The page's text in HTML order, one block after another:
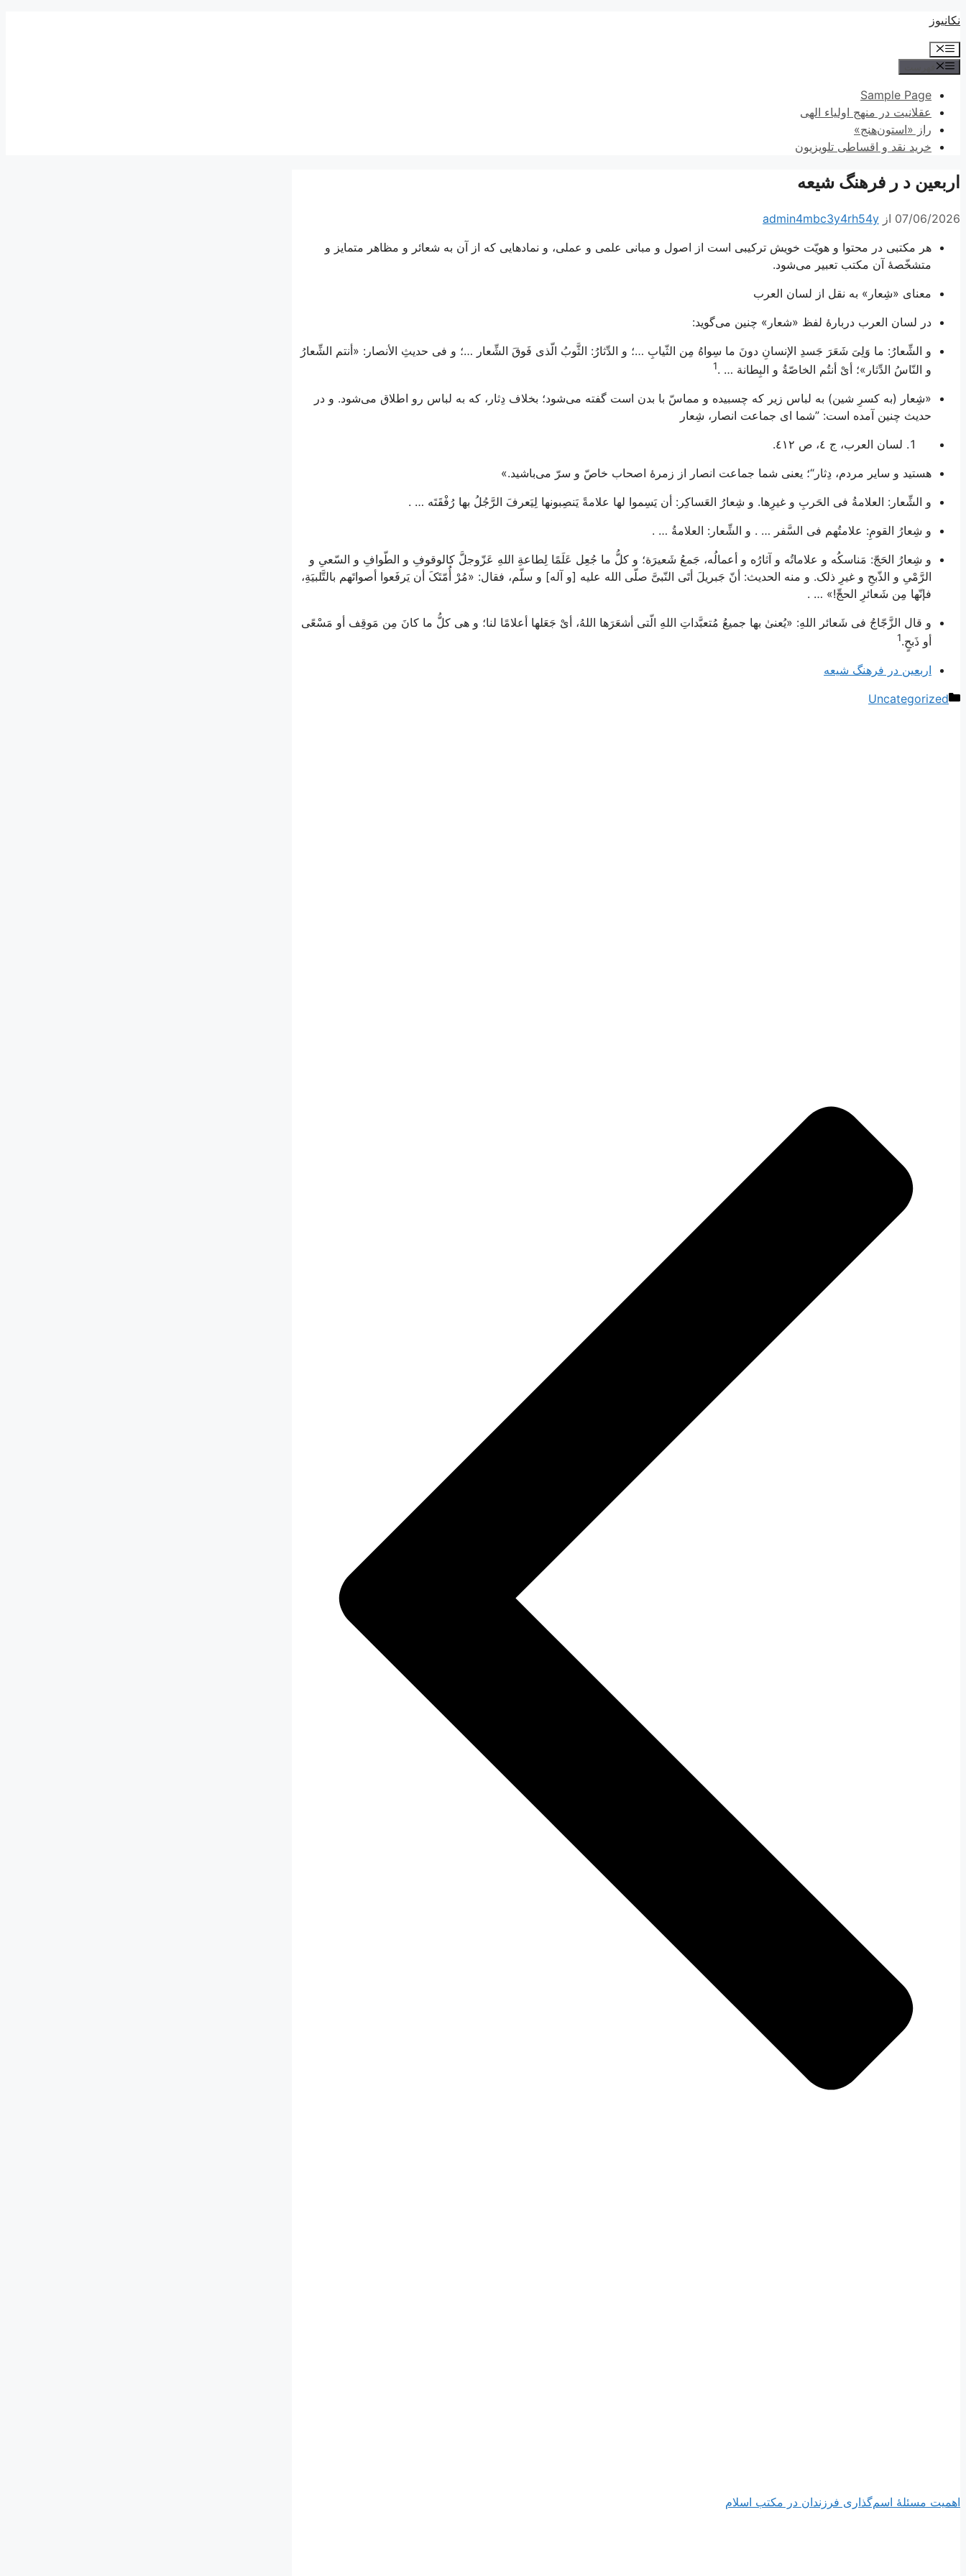
پرش
محتوا
نکانیوز
فهرست
Sample Page
عقلانیت در منهج اولیاء الهی
راز «استون‌هنج»
خرید نقد و اقساطی تلویزیون
اربعین د ر فرهنگ شیعه
07/06/2026 از admin4mbc3y4rh54y
هر مکتبی در محتوا و هویّت خویش ترکیبی است از اصول و مبانی علمی و عملی، و نمادهایی که از آن به شعائر و مظاهر متمایز و
متشخّصۀ آن مکتب تعبیر می‌شود.
معنای «شِعار» به نقل از لسان العرب
در لسان العرب دربارۀ لفظ «شعار» چنین می‌گوید:
و الشِّعارُ: ما وَلِیَ شَعَرَ جَسدِ الإنسانِ دونَ ما سِواهُ مِن الثّیابِ …؛ و الدِّثارُ: الثَّوبُ الّذی فَوقَ الشِّعار …؛ و فی حدیثِ الأنصار: «أنتم الشِّعارُ
و النّاسُ الدِّثار»؛ أیْ أنتُم الخاصّةُ و البِطانة … .
1
«شِعار (به کسرِ شین) به لباس زیر که چسبیده و مماسّ با بدن است گفته می‌شود؛ بخلاف دِثار، که به لباس رو اطلاق می‌شود. و در
حدیث چنین آمده است: ”شما ای جماعت انصار، شِعار
لسان العرب، ج ٤، ص ٤١٢.
هستید و سایر مردم، دِثار“؛ یعنی شما جماعت انصار از زمرۀ اصحاب خاصّ و سرّ می‌باشید.»
و الشِّعار: العلامةُ فی الحَربِ و غیرِها. و شِعارُ العَساکِر: أن یَسِموا لها علامةً یَنصِبونها لِیَعرفَ الرَّجُلُ بها رُفْقَتَه … .‌
و شِعارُ القومِ: علامتُهم فی السَّفر … . و الشِّعار: العلامةُ … .
و شِعارُ الحَجّ: مَناسکُه و علاماتُه و آثارُه و أعمالُه، جَمعُ شَعیرَة؛ و کلُّ ما جُعِل عَلَمًا لِطاعةِ اللهِ عَزّوجلَّ کالوقوفِ و الطّوافِ و السّعیِ و
الرَّمْیِ و الذّبحِ و غیرِ ذلک. و منه الحدیث: أنّ جَبریلَ أتَی النّبیَّ صلّی الله علیه [و آله] و سلّم، فقال: «مُرْ أُمّتَکَ أن یَرفَعوا أصواتَهم بالتَّلبیَةِ،‌
فإنّها مِن شَعائرِ الحجِّ!» … .
و قال الزَّجّاجُ فی شَعائر اللهِ: «یُعنیٰ بها جمیعُ مُتعبَّداتِ اللهِ الّتی أشعَرَها اللهُ، أیْ جَعَلها أعلامًا لنا؛ و هی کلُّ ما کانَ مِن مَوقِف أو مَسْعًی
أو ذَبحٍ.
1
اربعین در فرهنگ شیعه
دسته‌ها
Uncategorized
اهمیت مسئلۀ اسم‌گذارى فرزندان در مكتب اسلام